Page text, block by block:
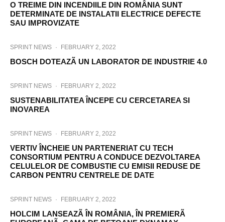
O TREIME DIN INCENDIILE DIN ROMÂNIA SUNT
DETERMINATE DE INSTALATII ELECTRICE DEFECTE
SAU IMPROVIZATE
SPRINT NEWS · FEBRUARY 2, 2022
BOSCH DOTEAZÃ UN LABORATOR DE INDUSTRIE 4.0
SPRINT NEWS · FEBRUARY 2, 2022
SUSTENABILITATEA ÎNCEPE CU CERCETAREA SI
INOVAREA
SPRINT NEWS · FEBRUARY 2, 2022
VERTIV ÎNCHEIE UN PARTENERIAT CU TECH
CONSORTIUM PENTRU A CONDUCE DEZVOLTAREA
CELULELOR DE COMBUSTIE CU EMISII REDUSE DE
CARBON PENTRU CENTRELE DE DATE
SPRINT NEWS · FEBRUARY 2, 2022
HOLCIM LANSEAZÃ ÎN ROMÂNIA, ÎN PREMIERÃ